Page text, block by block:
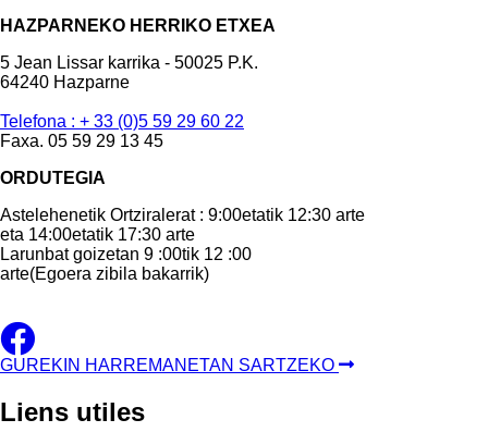
HAZPARNEKO HERRIKO ETXEA
5 Jean Lissar karrika - 50025 P.K.
64240 Hazparne
Telefona : + 33 (0)5 59 29 60 22
Faxa. 05 59 29 13 45
ORDUTEGIA
Astelehenetik Ortziralerat : 9:00etatik 12:30 arte
eta 14:00etatik 17:30 arte
Larunbat goizetan 9 :00tik 12 :00
arte(Egoera zibila bakarrik)
GUREKIN HARREMANETAN SARTZEKO
Liens utiles